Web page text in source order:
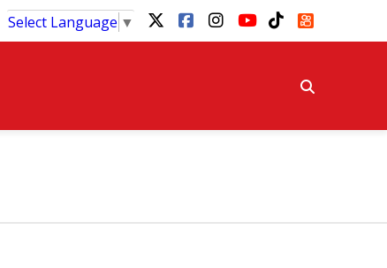
Select Language ▼